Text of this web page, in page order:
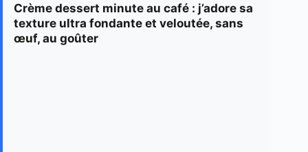
Crème dessert minute au café : j’adore sa
texture ultra fondante et veloutée, sans
œuf, au goûter